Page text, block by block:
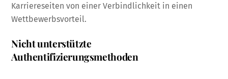
Karriereseiten von einer Verbindlichkeit in einen
Wettbewerbsvorteil.
Nicht unterstützte
Authentifizierungsmethoden